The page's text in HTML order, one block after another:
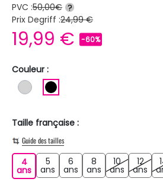
PVC :50,00€ ?
Prix Degriff :24,99 €
19,99 € -60%
Couleur :
GRIS CLAIR
Taille française :
Guide des tailles
4
ans4 ans
5
ans 5 ans
6
ans 6 ans
8
ans 8 ans
10
ans 10 ans
12
ans 12